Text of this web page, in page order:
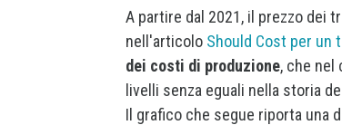
A partire dal 2021, il prezzo dei
nell'articolo Should Cost per un
dei costi di produzione, che nel
livelli senza eguali nella storia
Il grafico che segue riporta una